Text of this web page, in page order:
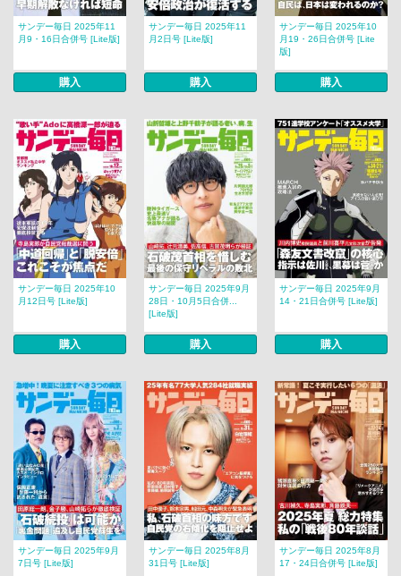
サンデー毎日 2025年11
月9・16日合併号 [Lite版]
購入
サンデー毎日 2025年11
月2日号 [Lite版]
購入
サンデー毎日 2025年10
月19・26日合併号 [Lite
版]
購入
サンデー毎日 2025年10
月12日号 [Lite版]
購入
サンデー毎日 2025年9月
28日・10月5日合併...
[Lite版]
購入
サンデー毎日 2025年9月
14・21日合併号 [Lite版]
購入
サンデー毎日 2025年9月
7日号 [Lite版]
サンデー毎日 2025年8月
31日号 [Lite版]
サンデー毎日 2025年8月
17・24日合併号 [Lite版]